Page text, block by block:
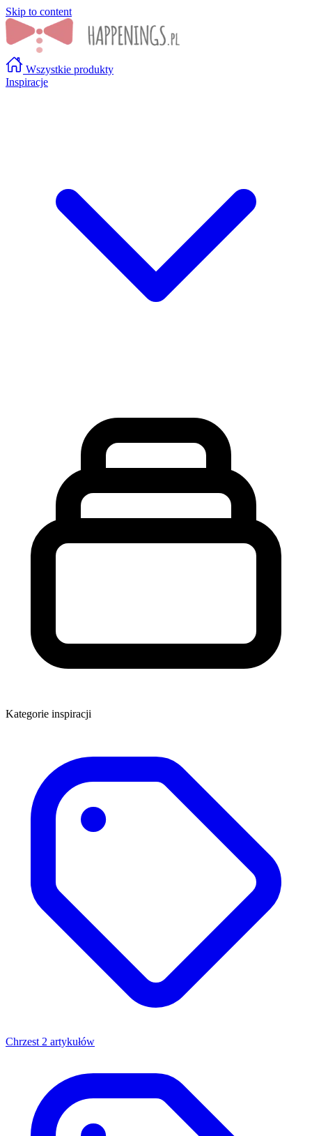
Skip to content
Wszystkie produkty
Inspiracje
Kategorie inspiracji
Chrzest 2 artykułów